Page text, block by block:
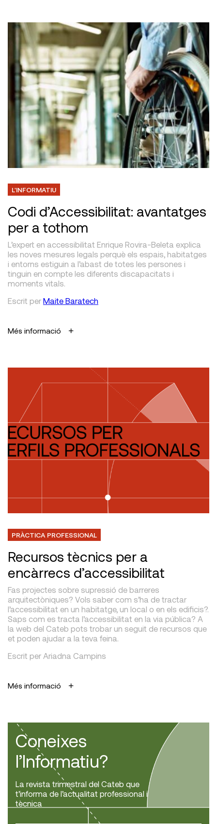
L'INFORMATIU
Codi d’Accessibilitat: avantatges
per a tothom
L’expert en accessibilitat Enrique Rovira-Beleta explica
les noves mesures legals perquè els espais, habitatges
i entorns estiguin a l’abast de totes les persones i
tinguin en compte les diferents discapacitats i
moments vitals.
Escrit per Maite Baratech
Més informació
PRÀCTICA PROFESSIONAL
Recursos tècnics per a
encàrrecs d’accessibilitat
Fas projectes sobre supressió de barreres
arquitectòniques? Vols saber com s’ha de tractar
l’accessibilitat en un habitatge, un local o en els edificis?.
Saps com es tracta l’accessibilitat en la via pública? A
la web del Cateb pots trobar un seguit de recursos que
et poden ajudar a la teva feina.
Escrit per Ariadna Campins
Més informació
Coneixes
l’Informatiu?
La revista trimestral del Cateb que
t’informa de l’actualitat professional i
tècnica